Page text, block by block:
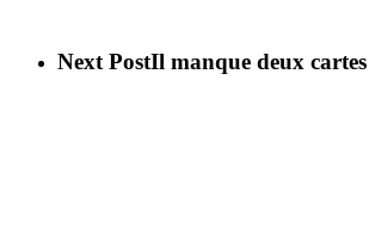
Next PostIl manque deux